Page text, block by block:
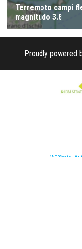
Proudly powered
WP2Social